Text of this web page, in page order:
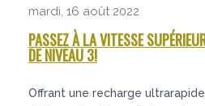
mardi, 16 août 2022
PASSEZ À LA VITESSE
DE NIVEAU 3!
Offrant une recharge